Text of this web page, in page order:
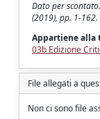
Dato per
(2019), pp. 1-162.
Appartiene alla
03b Edizione
File allegati a
Non ci sono file